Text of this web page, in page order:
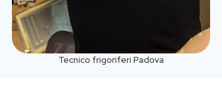
Tecnico frigoriferi Padova